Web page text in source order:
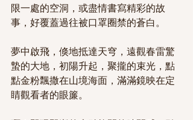
限一處的空洞，或盡情書寫精彩的故
事，好覆蓋過往被口罩圈禁的蒼白。
夢中啟飛，倏地抵達天穹，遠觀春雷驚
蟄的大地，初陽升起，聚攏的束光，點
點金粉飄撒在山境海面，滿滿鏡映在定
睛觀看者的眼簾。